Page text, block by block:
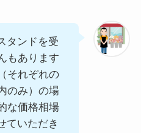
タンドを受
もあります
それぞれの
のみ）の場
な価格相場
ていただき